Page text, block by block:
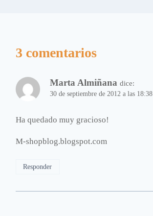
3 comentarios
Marta Almiñana dice:
30 de septiembre de 2012 a las 18:38
Ha quedado muy gracioso!
M-shopblog.blogspot.com
Responder